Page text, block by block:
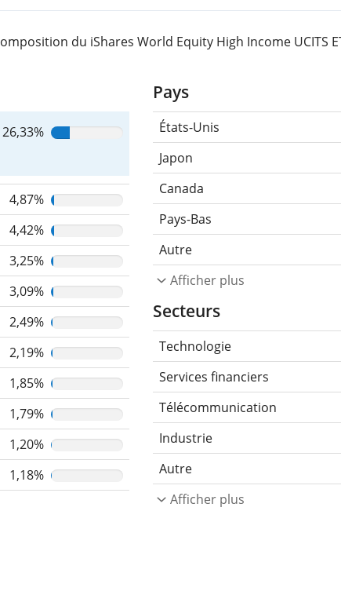
du iShares World Equity High Income UCITS
26,33%
4,87%
4,42%
3,25%
3,09%
2,49%
2,19%
1,85%
1,79%
1,20%
1,18%
Pays
États-Unis
Japon
Canada
Pays-Bas
Autre
Afficher plus
Secteurs
Technologie
Services financiers
Télécommunication
Industrie
Autre
Afficher plus